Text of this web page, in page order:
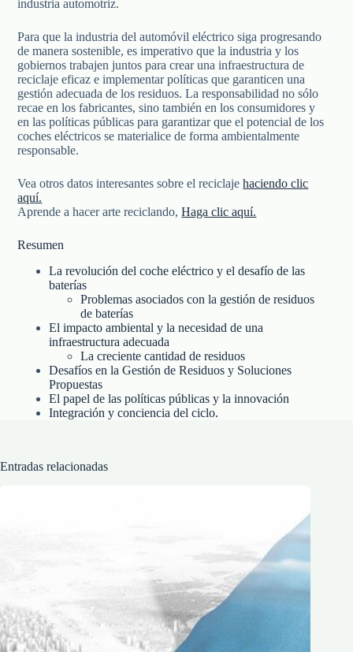
industria automotriz.
Para que la industria del automóvil eléctrico siga progresando
de manera sostenible, es imperativo que la industria y los
gobiernos trabajen juntos para crear una infraestructura de
reciclaje eficaz e implementar políticas que garanticen una
gestión adecuada de los residuos. La responsabilidad no sólo
recae en los fabricantes, sino también en los consumidores y
en las políticas públicas para garantizar que el potencial de los
coches eléctricos se materialice de forma ambientalmente
responsable.
Vea otros datos interesantes sobre el reciclajehaciendo clic
aquí.
Aprende a hacer arte reciclando,Haga clic aquí.
Resumen
La revolución del coche eléctrico y el desafío de las
baterías
Problemas asociados con la gestión de residuos
de baterías
El impacto ambiental y la necesidad de una
infraestructura adecuada
La creciente cantidad de residuos
Desafíos en la Gestión de Residuos y Soluciones
Propuestas
El papel de las políticas públicas y la innovación
Integración y conciencia del ciclo.
Entradas relacionadas